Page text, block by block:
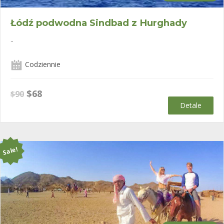
Oceniono
Łódź podwodna Sindbad z Hurghady
..
Codziennie
$90 Pierwotna
$90.
$68Aktualna
$68.
Detale
Sale!